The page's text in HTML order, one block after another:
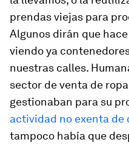
prendas viejas para
Algunos dirán que
viendo ya
nuestras calles.
sector de venta de
gestionaban para su
actividad no exenta de
tampoco había que